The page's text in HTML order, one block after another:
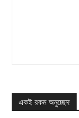
একই রকম অনুচ্ছেদ